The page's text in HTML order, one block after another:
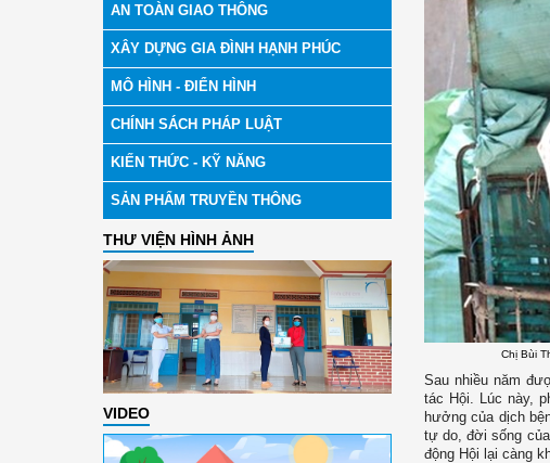
AN TOÀN GIAO THÔNG
XÂY DỰNG GIA ĐÌNH HẠNH PHÚC
MÔ HÌNH - ĐIỂN HÌNH
CHÍNH SÁCH PHÁP LUẬT
KIẾN THỨC - KỸ NĂNG
SẢN PHẨM TRUYỀN THÔNG
THƯ VIỆN HÌNH ẢNH
VIDEO
Chị Bùi
Sau nhiều năm
tác Hội. Lúc này,
hưởng của dịch
tự do, đời sống
động Hội lại càng